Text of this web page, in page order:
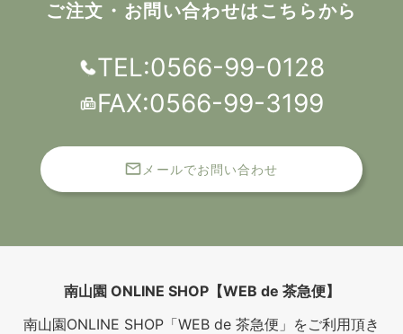
ご注文・お問い合わせはこちらから
TEL:0566-99-0128
FAX:0566-99-3199
メールでお問い合わせ
南山園 ONLINE SHOP【WEB de 茶急便】
南山園ONLINE SHOP「WEB de 茶急便」をご利用頂き